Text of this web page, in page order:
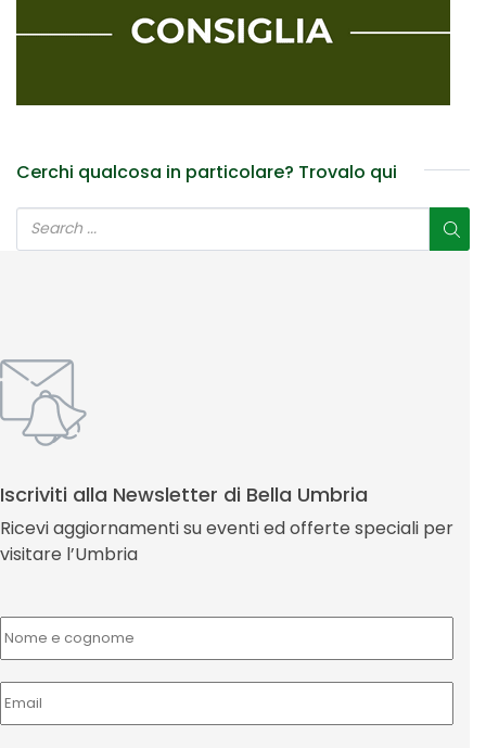
Cerchi qualcosa in particolare? Trovalo qui
Iscriviti alla Newsletter di Bella Umbria
Ricevi aggiornamenti su eventi ed offerte speciali per
visitare l’Umbria